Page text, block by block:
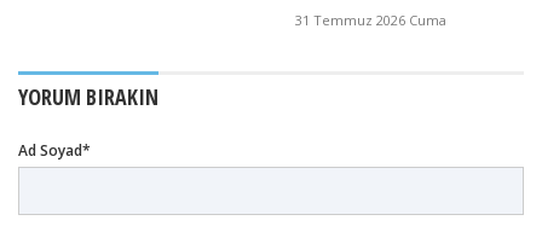
31 Temmuz 2026 Cuma
YORUM BIRAKIN
Ad Soyad*